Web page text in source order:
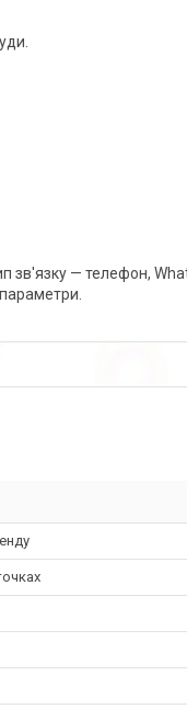
зв'язку — телефон,